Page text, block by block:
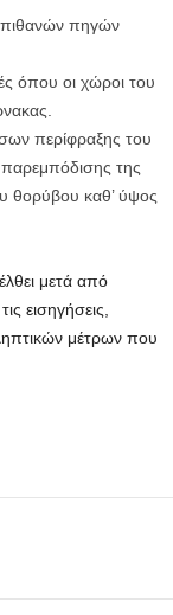
πιθανών πηγών
όπου οι χώροι του
περίφραξης του
της
θορύβου καθ’ ύψος
μετά από
εισηγήσεις,
μέτρων που